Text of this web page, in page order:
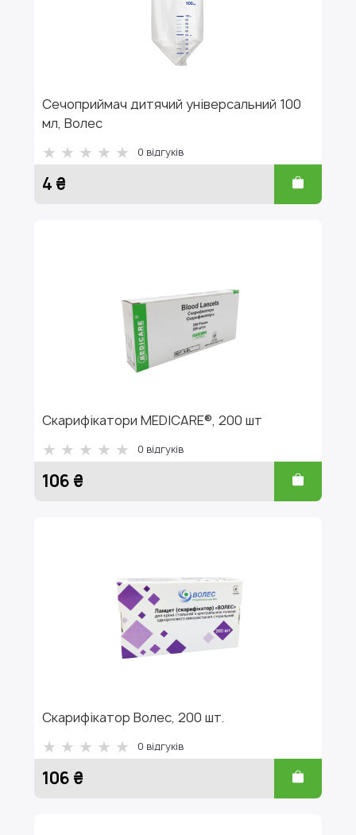
Сечоприймач дитячий універсальний 100
мл, Волес
0 відгуків
4 ₴
Скарифікатори MEDICARE®, 200 шт
0 відгуків
106 ₴
Скарифікатор Волес, 200 шт.
0 відгуків
106 ₴